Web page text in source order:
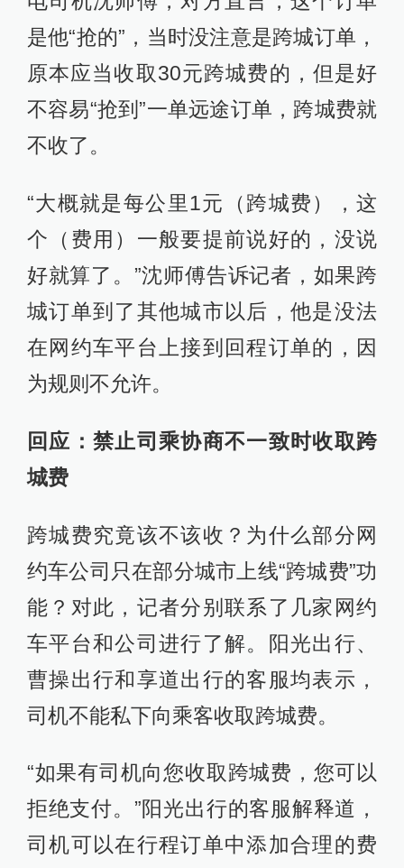
是他“抢的”，当时没注意是跨城订单，
原本应当收取30元跨城费的，但是好
不容易“抢到”一单远途订单，跨城费就
不收了。
“大概就是每公里1元（跨城费），这
个（费用）一般要提前说好的，没说
好就算了。”沈师傅告诉记者，如果跨
城订单到了其他城市以后，他是没法
在网约车平台上接到回程订单的，因
为规则不允许。
回应：禁止司乘协商不一致时收取跨
城费
跨城费究竟该不该收？为什么部分网
约车公司只在部分城市上线“跨城费”功
能？对此，记者分别联系了几家网约
车平台和公司进行了解。阳光出行、
曹操出行和享道出行的客服均表示，
司机不能私下向乘客收取跨城费。
“如果有司机向您收取跨城费，您可以
拒绝支付。”阳光出行的客服解释道，
司机可以在行程订单中添加合理的费